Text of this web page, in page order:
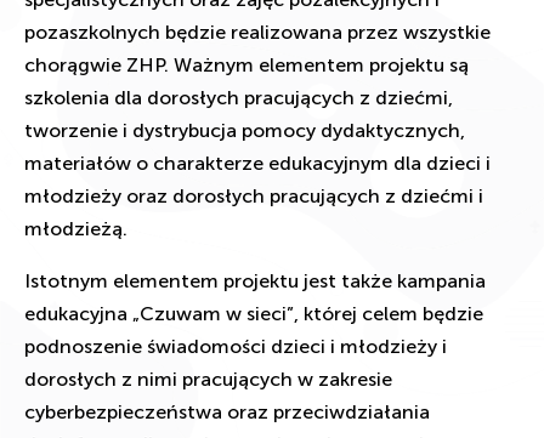
pozaszkolnych będzie realizowana przez wszystkie
chorągwie ZHP. Ważnym elementem projektu są
szkolenia dla dorosłych pracujących z dziećmi,
tworzenie i dystrybucja pomocy dydaktycznych,
materiałów o charakterze edukacyjnym dla dzieci i
młodzieży oraz dorosłych pracujących z dziećmi i
młodzieżą.
Istotnym elementem projektu jest także kampania
edukacyjna „Czuwam w sieci”, której celem będzie
podnoszenie świadomości dzieci i młodzieży i
dorosłych z nimi pracujących w zakresie
cyberbezpieczeństwa oraz przeciwdziałania